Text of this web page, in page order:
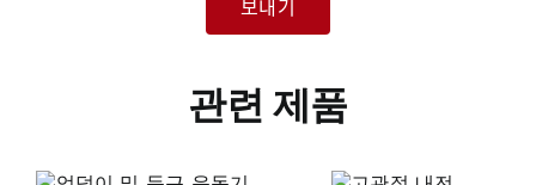
관련 제품